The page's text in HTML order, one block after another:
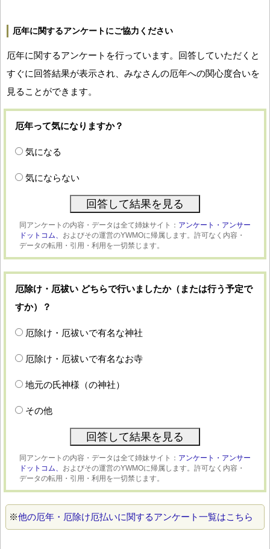
厄年に関するアンケートにご協力ください
厄年に関するアンケートを行っています。回答していただくと
すぐに回答結果が表示され、みなさんの厄年への関心度合いを
見ることができます。
厄年って気になりますか？
気になる
気にならない
同アンケートの内容・データは全て姉妹サイト： アンケート・アンサー
ドットコム、 およびその運営のYWMOに帰属します。許可なく内容・
データの転用・引用・利用を一切禁じます。
厄除け・厄祓い どちらで行いましたか（または行う予定で
すか）？
厄除け・厄祓いで有名な神社
厄除け・厄祓いで有名なお寺
地元の氏神様（の神社）
その他
同アンケートの内容・データは全て姉妹サイト： アンケート・アンサー
ドットコム、 およびその運営のYWMOに帰属します。許可なく内容・
データの転用・引用・利用を一切禁じます。
※他の厄年・厄除け厄払いに関するアンケート一覧はこちら